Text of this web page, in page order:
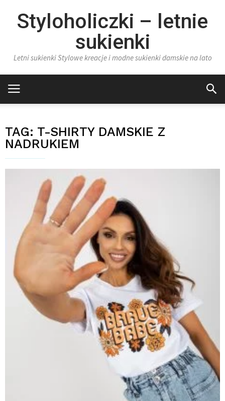
Styloholiczki – letnie
sukienki
Letni sukienki Stylowe kreacje i modne sukienki damskie na lato
TAG: T-SHIRTY DAMSKIE Z
NADRUKIEM